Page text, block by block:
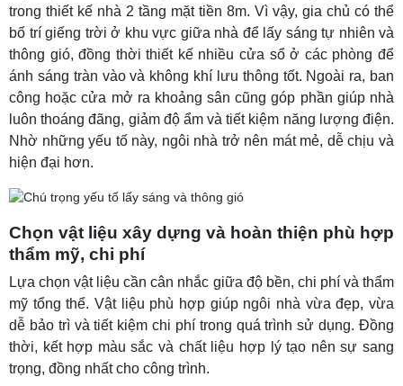
trong thiết kế nhà 2 tầng mặt tiền 8m. Vì vậy, gia chủ có thể
bố trí giếng trời ở khu vực giữa nhà để lấy sáng tự nhiên và
thông gió, đồng thời thiết kế nhiều cửa sổ ở các phòng để
ánh sáng tràn vào và không khí lưu thông tốt. Ngoài ra, ban
công hoặc cửa mở ra khoảng sân cũng góp phần giúp nhà
luôn thoáng đãng, giảm độ ẩm và tiết kiệm năng lượng điện.
Nhờ những yếu tố này, ngôi nhà trở nên mát mẻ, dễ chịu và
hiện đại hơn.
Chọn vật liệu xây dựng và hoàn thiện phù hợp
thẩm mỹ, chi phí
Lựa chọn vật liệu cần cân nhắc giữa độ bền, chi phí và thẩm
mỹ tổng thể. Vật liệu phù hợp giúp ngôi nhà vừa đẹp, vừa
dễ bảo trì và tiết kiệm chi phí trong quá trình sử dụng. Đồng
thời, kết hợp màu sắc và chất liệu hợp lý tạo nên sự sang
trọng, đồng nhất cho công trình.